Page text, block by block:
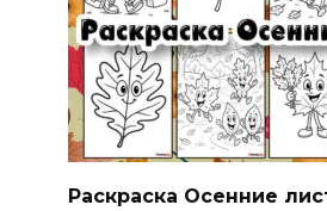
Раскраска Осенние